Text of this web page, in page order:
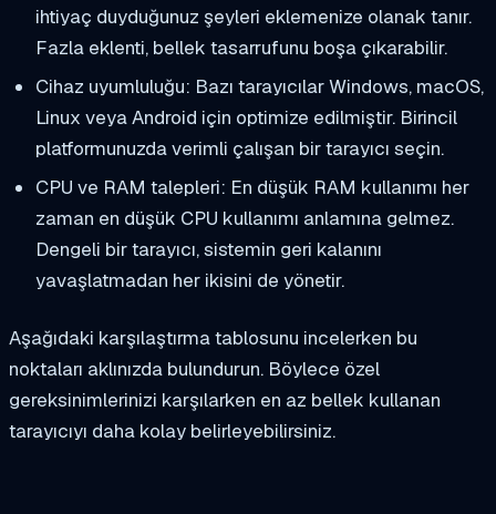
ihtiyaç duyduğunuz şeyleri eklemenize olanak tanır.
Fazla eklenti, bellek tasarrufunu boşa çıkarabilir.
Cihaz uyumluluğu: Bazı tarayıcılar Windows, macOS,
Linux veya Android için optimize edilmiştir. Birincil
platformunuzda verimli çalışan bir tarayıcı seçin.
CPU ve RAM talepleri: En düşük RAM kullanımı her
zaman en düşük CPU kullanımı anlamına gelmez.
Dengeli bir tarayıcı, sistemin geri kalanını
yavaşlatmadan her ikisini de yönetir.
Aşağıdaki karşılaştırma tablosunu incelerken bu
noktaları aklınızda bulundurun. Böylece özel
gereksinimlerinizi karşılarken en az bellek kullanan
tarayıcıyı daha kolay belirleyebilirsiniz.